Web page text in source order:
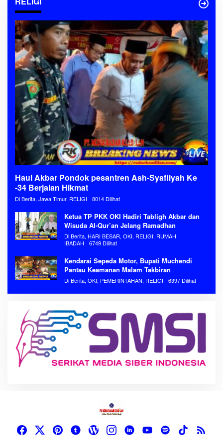
Haul Akbar Pondok pesantren Ash-Syafiiyah Ke
-34 Berjalan Hikmat
Di Berita, Jawa Timur, RELIGI 8014 Dilihat
Ketua TP PKK OKI Hadiri Tabligh Akbar dan
Wisuda Al-Qur’an Jelang Ramadhan
Di Berita, HARI BESAR, OKI, RELIGI, RUMAH
IBADAH
6749 Dilihat
Kendarai Sepeda Motor, Bupati Muchendi
Pantau Keamanan Malam Takbiran
Di Berita, OKI, PEMERINTAHAN, RELIGI 6397 Dilihat